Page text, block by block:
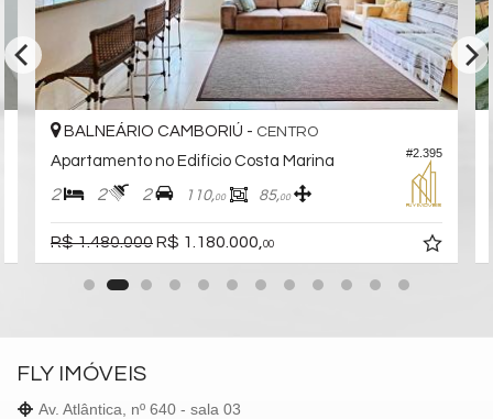
#2.395
BALNEÁRIO CAMBORIÚ - CENTRO
Apartamento no Edifício Costa Marina
2 2 2 110,00 85,00
R$ 1.480.000R$ 1.180.000,00
FLY IMÓVEIS
Av. Atlântica, nº 640 - sala 03